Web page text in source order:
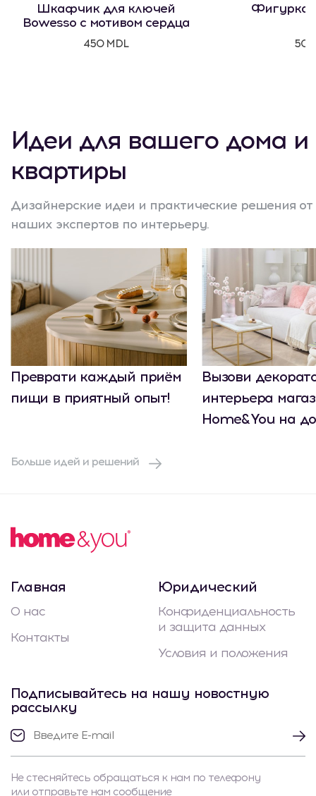
Шкафчик для ключей
Bowesso с мотивом сердца
450 MDL
Фигурка
500
Идеи для вашего дома и
квартиры
Дизайнерские идеи и практические решения от
наших экспертов по интерьеру.
Преврати каждый приём
пищи в приятный опыт!
Вызови
интерьера
Home&You на
Больше идей и решений
Главная
О нас
Контакты
Юридический
Конфиденциальность
и защита данных
Условия и положения
Подписывайтесь на нашу новостную
рассылку
Не стесняйтесь обращаться к нам по телефону
или отправьте нам сообщение